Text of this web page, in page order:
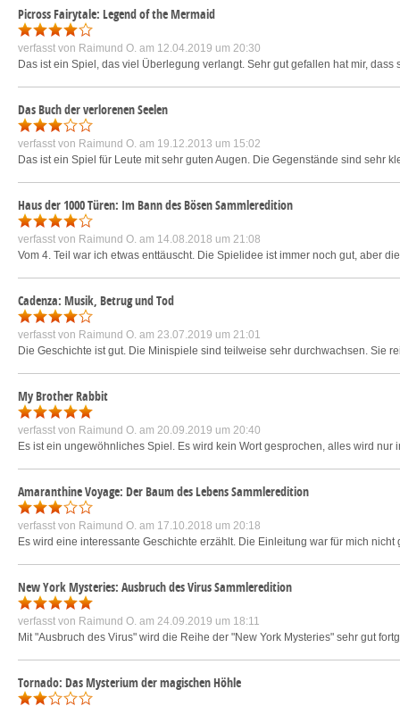
Picross Fairytale: Legend of the Mermaid
verfasst von Raimund O. am 12.04.2019 um 20:30
Das ist ein Spiel, das viel Überlegung verlangt. Sehr gut gefallen hat mir,
Das Buch der verlorenen Seelen
verfasst von Raimund O. am 19.12.2013 um 15:02
Das ist ein Spiel für Leute mit sehr guten Augen. Die Gegenstände sind sehr
Haus der 1000 Türen: Im Bann des Bösen Sammleredition
verfasst von Raimund O. am 14.08.2018 um 21:08
Vom 4. Teil war ich etwas enttäuscht. Die Spielidee ist immer noch gut, aber
Cadenza: Musik, Betrug und Tod
verfasst von Raimund O. am 23.07.2019 um 21:01
Die Geschichte ist gut. Die Minispiele sind teilweise sehr durchwachsen. Sie
My Brother Rabbit
verfasst von Raimund O. am 20.09.2019 um 20:40
Es ist ein ungewöhnliches Spiel. Es wird kein Wort gesprochen, alles wird
Amaranthine Voyage: Der Baum des Lebens Sammleredition
verfasst von Raimund O. am 17.10.2018 um 20:18
Es wird eine interessante Geschichte erzählt. Die Einleitung war für mich
New York Mysteries: Ausbruch des Virus Sammleredition
verfasst von Raimund O. am 24.09.2019 um 18:11
Mit "Ausbruch des Virus" wird die Reihe der "New York Mysteries" sehr gut
Tornado: Das Mysterium der magischen Höhle